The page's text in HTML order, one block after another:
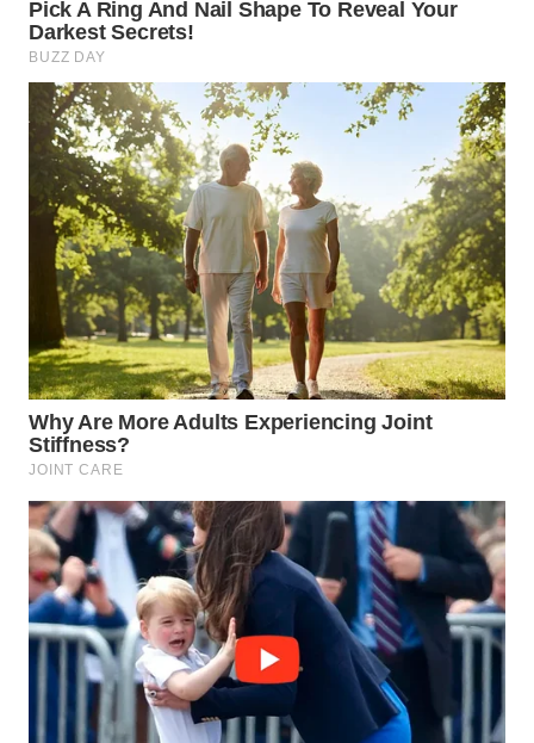
WAHANA
TRAVEL
WAHANA
TV
WAHANANEWS
ID
WAHANANEWS
CO ID
WAHANANEWS
NET
WAHANA
WAHANA
UMKM
WAHANA
SELEB
WAHANA